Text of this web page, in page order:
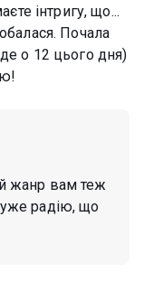
інтригу, що...
Почала
о 12 цього дня)
жанр вам теж
радію, що